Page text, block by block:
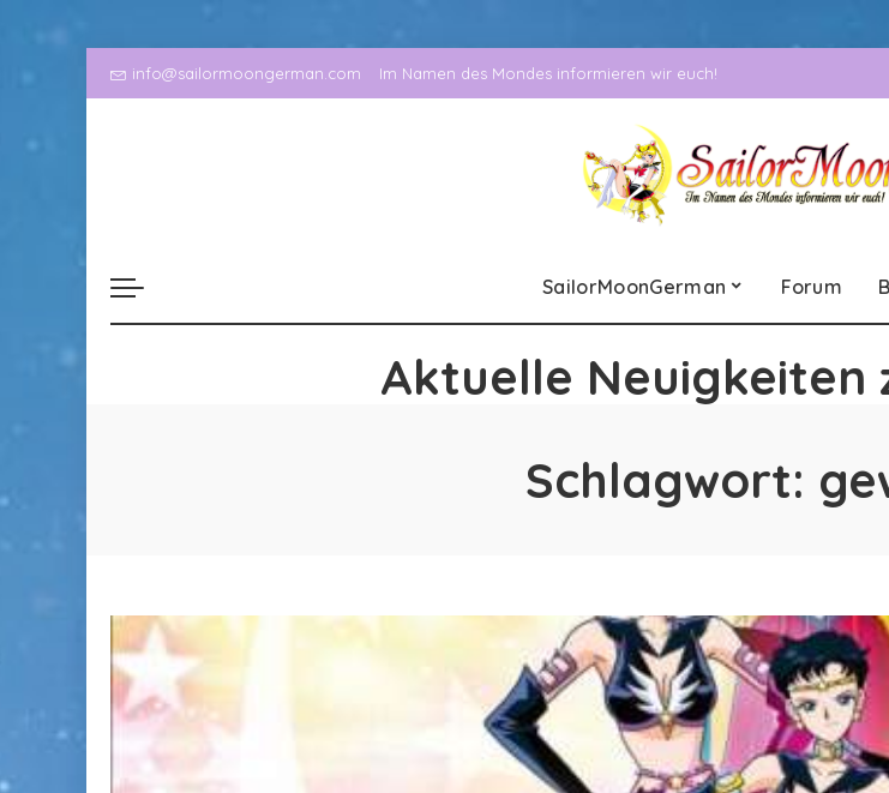
info@sailormoongerman.com Im Namen des Mondes informieren wir euch!
SailorMoonGerman Forum
Aktuelle Neuigkeiten
Schlagwort: